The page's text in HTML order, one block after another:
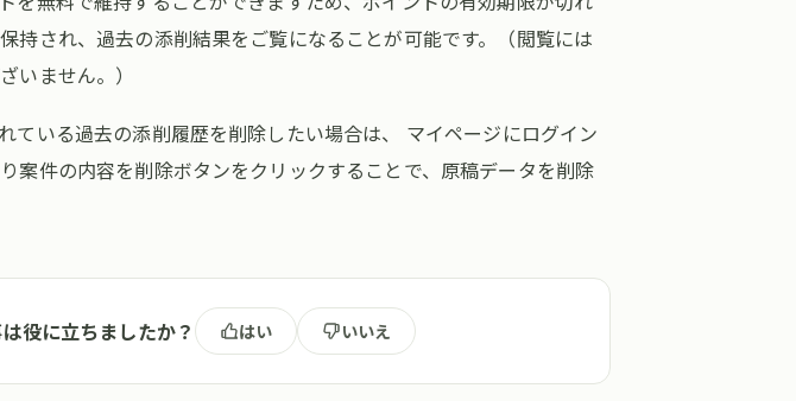
持され、過去の添削結果をご覧になることが可能です。（閲覧には
いません。）
ている過去の添削履歴を削除したい場合は、 マイページにログイン
案件の内容を削除ボタンをクリックすることで、原稿データを削除
役に立ちましたか？ はい いいえ